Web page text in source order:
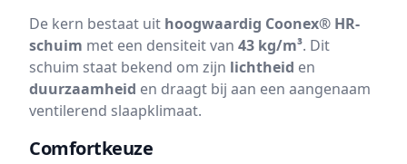
De kern bestaat uit hoogwaardig Coonex® HR-
schuim met een densiteit van 43 kg/m³. Dit
schuim staat bekend om zijn lichtheid en
duurzaamheid en draagt bij aan een aangenaam
ventilerend slaapklimaat.
Comfortkeuze